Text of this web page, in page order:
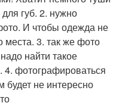
губ. 2. нужно
И чтобы одежда не
места. 3. так же фото
найти такое
4. фотографироваться
не интересно